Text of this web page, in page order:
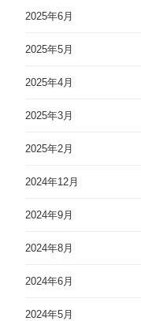
2025年6月
2025年5月
2025年4月
2025年3月
2025年2月
2024年12月
2024年9月
2024年8月
2024年6月
2024年5月